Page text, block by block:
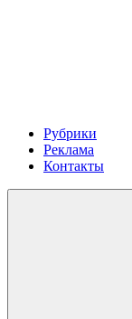
Рубрики
Реклама
Контакты